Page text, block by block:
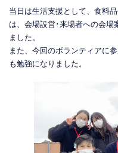
当日は生活支援として、食料
は、会場設営･来場者への会場
ました。
また、今回のボランティアに
も勉強になりました。